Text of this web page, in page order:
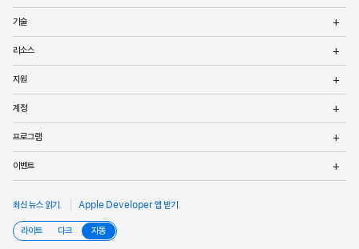
기술
리소스
지원
계정
프로그램
이벤트
최신 뉴스 읽기 . Apple Developer 앱 받기 .
라이트 다크 자동